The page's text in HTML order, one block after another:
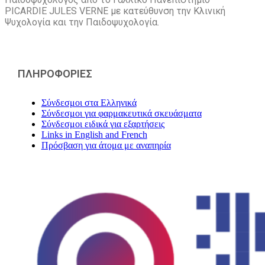
PICARDIE JULES VERNE με κατεύθυνση την Kλινική
Ψυχολογία και την Παιδοψυχολογία.
ΠΛΗΡΟΦΟΡΙΕΣ
Σύνδεσμοι στα Ελληνικά
Σύνδεσμοι για φαρμακευτικά σκευάσματα
Σύνδεσμοι ειδικά για εξαρτήσεις
Links in English and French
Πρόσβαση για άτομα με αναπηρία